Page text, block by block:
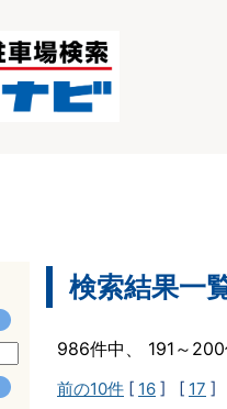
検索結果一
986件中、 191～
前の10件 [ 16 ] [ 17 ]